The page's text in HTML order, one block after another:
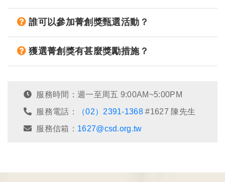
誰可以參加菁創獎甄選活動？
獲選菁創獎有甚麼獎勵措施？
服務時間：週一至周五 9:00AM~5:00PM
服務電話：
（02）2391-1368 #1627 陳先生
服務信箱： 1627@csd.org.tw